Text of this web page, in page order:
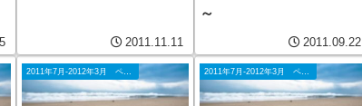
2011.11.11
～
2011.09.22